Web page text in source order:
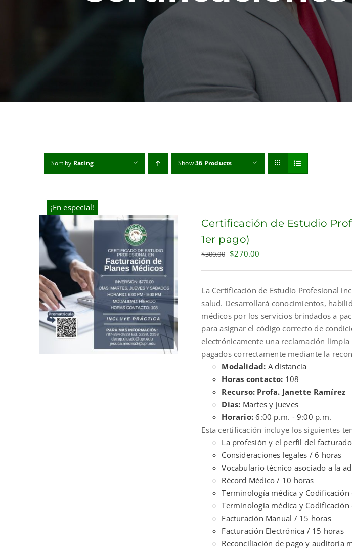
Sort by Rating Show36 Products
¡En especial!
Certificación de Estudio
1er pago)
$300.00 Original
$300.00.
$270.00
$270.00.
La Certificación de Estudio Profesional
salud. Desarrollará conocimientos,
médicos por los servicios brindados a
para asignar el código correcto de
electrónicamente una reclamación
pagados correctamente mediante la
Modalidad: A distancia
Horas contacto: 108
Recurso: Profa. Janette Ramírez
Días: Martes y jueves
Horario:6:00 p.m. - 9:00 p.m.
Esta certificación incluye los siguientes
La profesión y el perfil del
Consideraciones legales / 6 horas
Vocabulario técnico asociado a la
Récord Médico / 10 horas
Terminología médica y
Terminología médica y
Facturación Manual / 15 horas
Facturación Electrónica / 15 horas
Reconciliación de pago y auditoría